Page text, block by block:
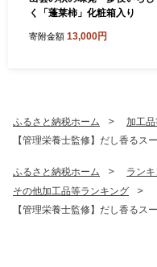
く「蓬莱柿」化粧箱入り
寄附金額 13,000円
ふるさと納税ホーム 加工
【管理栄養士監修】だし香るス
ふるさと納税ホーム ラン
その他加工品等ランキング
【管理栄養士監修】だし香るス